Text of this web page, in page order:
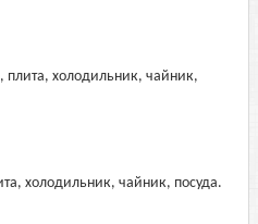
плита, холодильник, чайник,
холодильник, чайник, посуда.